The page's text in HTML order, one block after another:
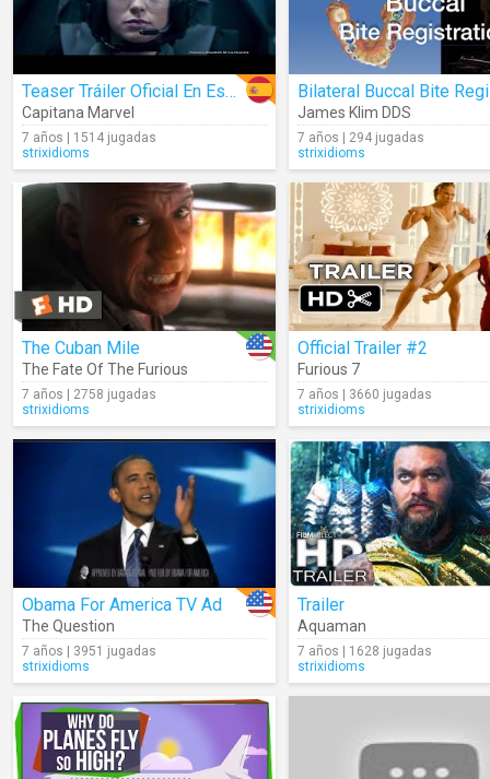
Teaser Tráiler Oficial En Español
Capitana Marvel
7 años | 1514 jugadas
strixidioms
James Klim DDS
7 años | 294 jugadas
strixidioms
The Cuban Mile
The Fate Of The Furious
7 años | 2758 jugadas
strixidioms
Official Trailer #2
Furious 7
7 años | 3660 jugadas
strixidioms
Obama For America TV Ad
The Question
7 años | 3951 jugadas
strixidioms
Trailer
Aquaman
7 años | 1628 jugadas
strixidioms